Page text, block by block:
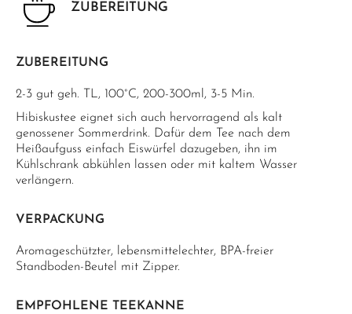
ZUBEREITUNG
ZUBEREITUNG
2-3 gut geh. TL, 100°C, 200-300ml, 3-5 Min.
Hibiskustee eignet sich auch hervorragend als kalt
genossener Sommerdrink. Dafür dem Tee nach dem
Heißaufguss einfach Eiswürfel dazugeben, ihn im
Kühlschrank abkühlen lassen oder mit kaltem Wasser
verlängern.
VERPACKUNG
Aromageschützter, lebensmittelechter, BPA-freier
Standboden-Beutel mit Zipper.
EMPFOHLENE TEEKANNE